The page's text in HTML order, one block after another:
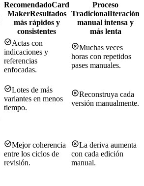
RecomendadoCard
MakerResultados
más rápidos y
consistentes
Proceso
TradicionalIteración
manual intensa y
más lenta
Actas con
indicaciones y
referencias
enfocadas.
Muchas veces
horas con repetidos
pases manuales.
Lotes de más
variantes en menos
tiempo.
Reconstruya cada
versión manualmente.
Mejor coherencia
entre los ciclos de
revisión.
La deriva aumenta
con cada edición
manual.